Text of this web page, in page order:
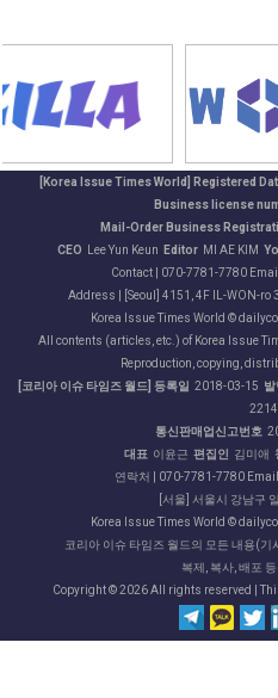
[Korea Issue Times World] Registered
Business license
Mail-Order Business
CEO Lee Yun Keun Editor MI AE KIM
Contact | 070-7781-7780
Address | [Seoul] 4151, 4F IL-WON-ro
Korea Issue Times World ©
All contents (articles, etc.) of Korea Issue
Reproduction, copying,
[코리아 이슈 타임즈 월드] 등록일 2018-03-15
통신판매업신고번호
대표 이윤근 편집인 김미애
연락처 | 070-7781-7780
[서울] 서울시 강남구
Korea Issue Times World ©
코리아 이슈 타임즈 월드의 모든 내용(기
복제, 복사, 배포
Copyright ©2026 All rights reserved |